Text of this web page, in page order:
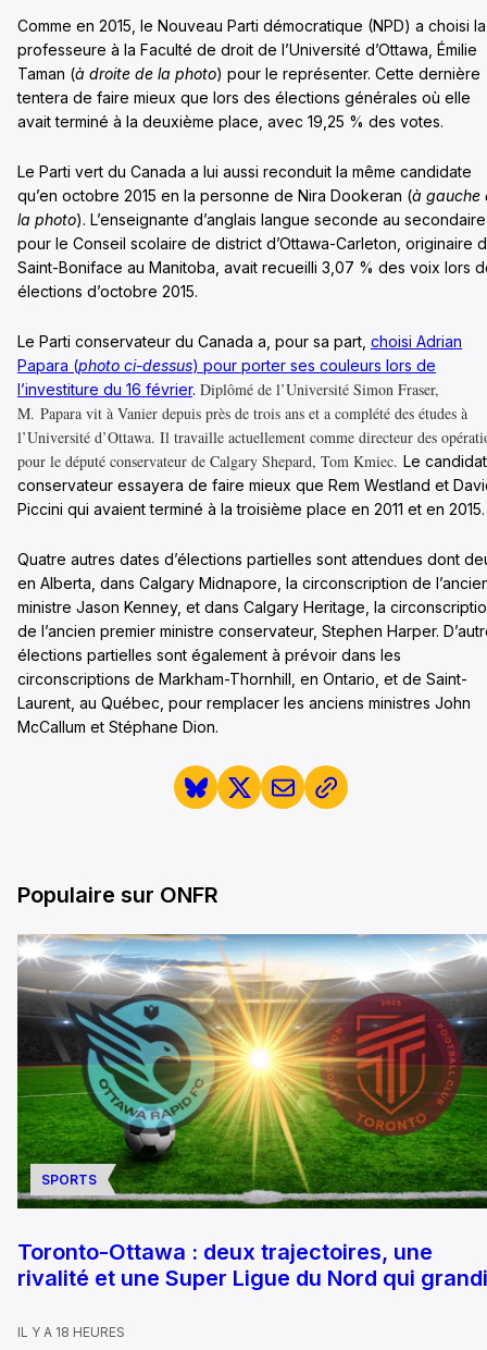
Comme en 2015, le Nouveau Parti démocratique (NPD) a choisi la
professeure à la Faculté de droit de l’Université d’Ottawa, Émilie
Taman (à droite de la photo) pour le représenter. Cette dernière
tentera de faire mieux que lors des élections générales où elle
avait terminé à la deuxième place, avec 19,25 % des votes.
Le Parti vert du Canada a lui aussi reconduit la même candidate
qu’en octobre 2015 en la personne de Nira Dookeran (à gauche
la photo). L’enseignante d’anglais langue seconde au secondaire
pour le Conseil scolaire de district d’Ottawa-Carleton, originaire
Saint-Boniface au Manitoba, avait recueilli 3,07 % des voix lors
élections d’octobre 2015.
Le Parti conservateur du Canada a, pour sa part, choisi Adrian
Papara (photo ci-dessus) pour porter ses couleurs lors de
l’investiture du 16 février. Diplômé de l’Université Simon Fraser,
M. Papara vit à Vanier depuis près de trois ans et a complété des études à
l’Université d’Ottawa. Il travaille actuellement comme directeur des
pour le député conservateur de Calgary Shepard, Tom Kmiec. Le candidat
conservateur essayera de faire mieux que Rem Westland et
Piccini qui avaient terminé à la troisième place en 2011 et en 2015.
Quatre autres dates d’élections partielles sont attendues dont
en Alberta, dans Calgary Midnapore, la circonscription de
ministre Jason Kenney, et dans Calgary Heritage, la
de l’ancien premier ministre conservateur, Stephen Harper.
élections partielles sont également à prévoir dans les
circonscriptions de Markham-Thornhill, en Ontario, et de Saint-
Laurent, au Québec, pour remplacer les anciens ministres John
McCallum et Stéphane Dion.
Populaire sur ONFR
SPORTS
Toronto-Ottawa : deux trajectoires, une
rivalité et une Super Ligue du Nord qui
IL Y A 18 HEURES